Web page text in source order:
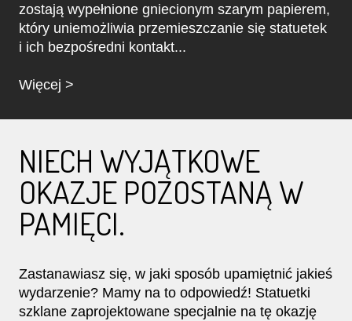
zostają wypełnione gniecionym szarym papierem,
który uniemożliwia przemieszczanie się statuetek
i ich bezpośredni kontakt...
Więcej >
NIECH WYJĄTKOWE
OKAZJE POZOSTANĄ W
PAMIĘCI.
Zastanawiasz się, w jaki sposób upamiętnić jakieś
wydarzenie? Mamy na to odpowiedź! Statuetki
szklane zaprojektowane specjalnie na tę okazję